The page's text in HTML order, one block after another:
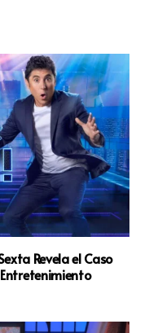
Revela el Caso
Entretenimiento